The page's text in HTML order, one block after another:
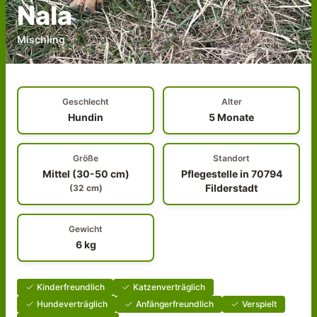
Nala
Mischling
Geschlecht
Hundin
Alter
5 Monate
Größe
Mittel (30-50 cm)
(32 cm)
Standort
Pflegestelle in 70794
Filderstadt
Gewicht
6kg
Kinderfreundlich
Katzenverträglich
Hundeverträglich
Anfängerfreundlich
Verspielt